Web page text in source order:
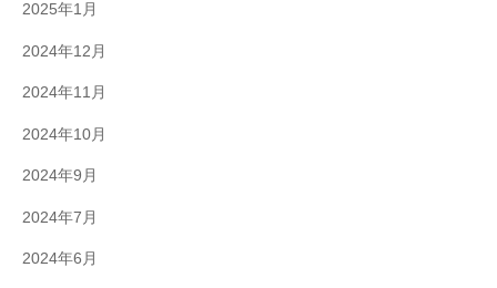
2025年1月
2024年12月
2024年11月
2024年10月
2024年9月
2024年7月
2024年6月